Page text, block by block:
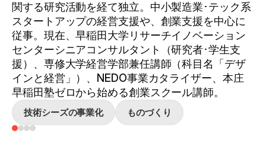
関する研究活動を経て独立。中小製造業･テック系
スタートアップの経営支援や、創業支援を中心に
従事。現在、早稲田大学リサーチイノベーション
センターシニアコンサルタント（研究者･学生支
援）、専修大学経営学部兼任講師（科目名「デザ
インと経営」）、NEDO事業カタライザー、本庄
早稲田塾ゼロから始める創業スクール講師。
技術シーズの事業化 ものづくり